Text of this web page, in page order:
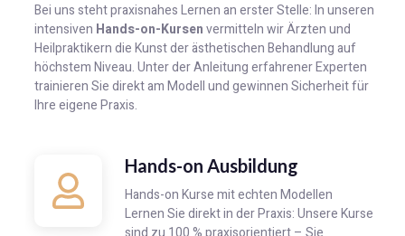
Bei uns steht praxisnahes Lernen an erster Stelle: In unseren
intensiven Hands-on-Kursenvermitteln wir Ärzten und
Heilpraktikern die Kunst der ästhetischen Behandlung auf
höchstem Niveau. Unter der Anleitung erfahrener Experten
trainieren Sie direkt am Modell und gewinnen Sicherheit für
Ihre eigene Praxis.
Hands-on Ausbildung
Hands-on Kurse mit echten Modellen
Lernen Sie direkt in der Praxis: Unsere Kurse